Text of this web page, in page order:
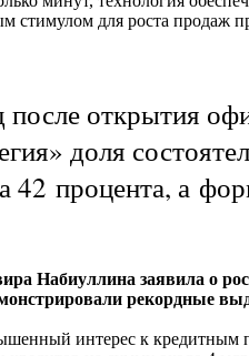
стимулом для роста продаж
после открытия
доля
42 процента, а
Набиуллина заявила о
рекордные
интерес к кредитным